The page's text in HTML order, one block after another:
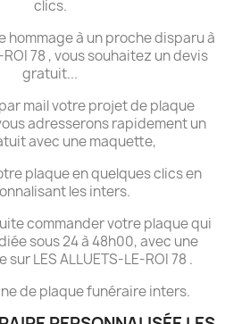
clics.
hommage à un proche disparu à
ROI 78 , vous souhaitez un devis
gratuit...
mail votre projet de plaque
adresserons rapidement un
avec une maquette,
plaque en quelques clics en
les inters.
commander votre plaque qui
sous 24 à 48h00, avec une
LES ALLUETS-LE-ROI 78 .
de plaque funéraire inters.